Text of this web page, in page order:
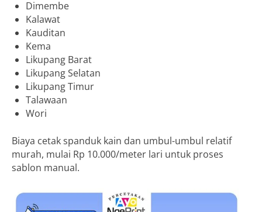
Dimembe
Kalawat
Kauditan
Kema
Likupang Barat
Likupang Selatan
Likupang Timur
Talawaan
Wori
Biaya cetak spanduk kain dan umbul-umbul relatif
murah, mulai Rp 10.000/meter lari untuk proses
sablon manual.